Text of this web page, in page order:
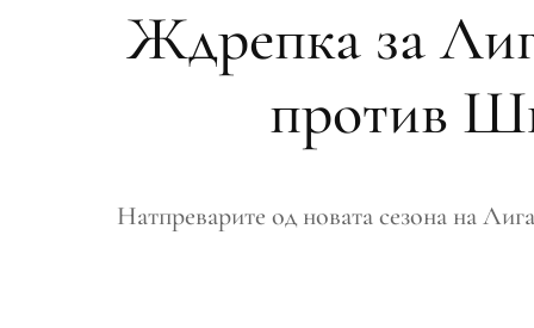
Ждрепка за
против
Натпреварите од новата сезона на